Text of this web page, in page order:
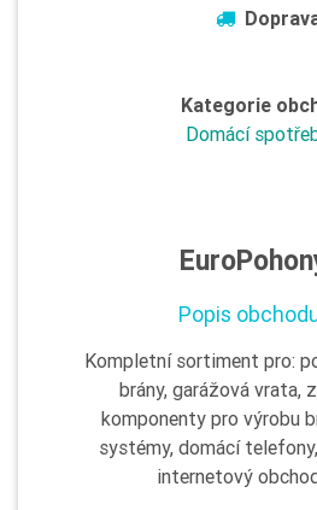
Kategorie
Domácí
Popis
Kompletní sortiment pro:
brány, garážová vrata,
komponenty pro výrobu
systémy, domácí
internetový